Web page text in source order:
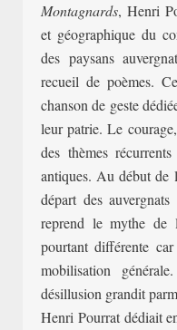
Montagnards, Henri
et géographique du
des paysans
recueil de poèmes.
chanson de geste
leur patrie. Le
des thèmes
antiques. Au début de
départ des auvergnats
reprend le mythe
pourtant différente
mobilisation
désillusion grandit
Henri Pourrat dédiait